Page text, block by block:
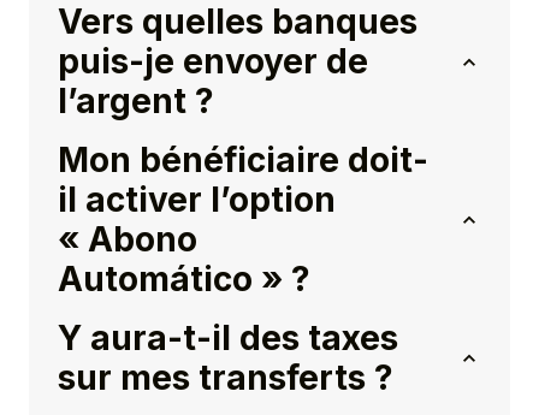
Vers quelles banques
puis-je envoyer de
l’argent ?
Mon bénéficiaire doit-
il activer l’option
« Abono
Automático » ?
Y aura-t-il des taxes
sur mes transferts ?